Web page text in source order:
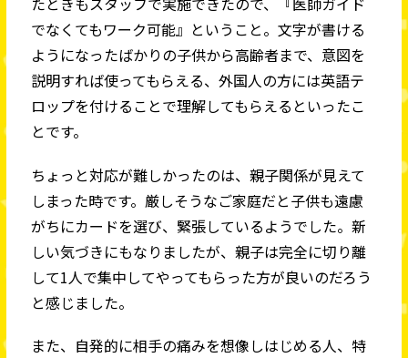
でなくてもワーク可能』ということ。文字が書ける
ようになったばかりの子供から高齢者まで、意図を
説明すれば使ってもらえる、外国人の方には英語テ
ロップを付けることで理解してもらえるといったこ
とです。
ちょっと対応が難しかったのは、親子関係が見えて
しまった時です。厳しそうなご家庭だと子供も遠慮
がちにカードを選び、緊張しているようでした。新
しい気づきにもなりましたが、親子は完全に切り離
して1人で集中してやってもらった方が良いのだろう
と感じました。
また、自発的に相手の痛みを想像しはじめる人、特